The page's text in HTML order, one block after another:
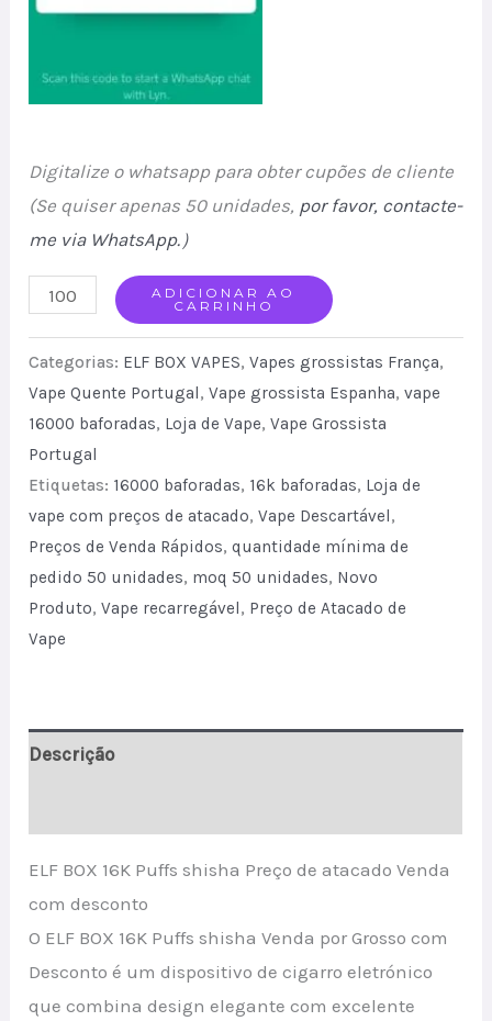
Digitalize o whatsapp para obter cupões de cliente
(Se quiser apenas 50 unidades, por favor, contacte-
me via WhatsApp. ）
ELF
16K
Puffs
shisha
Wholesale
Price
Discount
quantity
ADICIONAR AO
CARRINHO
Categorias: ELF BOX VAPES,Vapes grossistas França,
Vape Quente Portugal,Vape grossista Espanha,vape
16000 baforadas, Loja de Vape,Vape Grossista
Portugal
Etiquetas: 16000 baforadas, 16k baforadas, Loja de
vape com preços de atacado,Vape Descartável,
Preços de Venda Rápidos,quantidade mínima de
pedido 50 unidades, moq 50 unidades, Novo
Produto,Vape recarregável, Preço de Atacado de
Vape
Descrição
ELF BOX 16K Puffs shisha Preço de atacado Venda
com desconto
O ELF BOX 16K Puffs shisha Venda por Grosso com
Desconto é um dispositivo de cigarro eletrónico
que combina design elegante com excelente